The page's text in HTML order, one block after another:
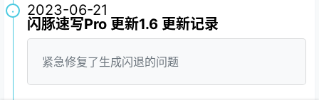
2023-06-21
·
闪豚速写Pro 更新1.6 更新记录
紧急修复了生成闪退的问题